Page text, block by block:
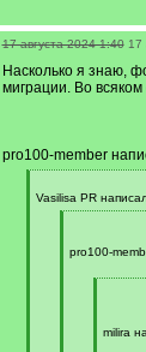
17 августа 2024 1:40 17
Насколько я знаю,
миграции. Во
pro100-member
q
Vasilisa PR
]pro100-
milira